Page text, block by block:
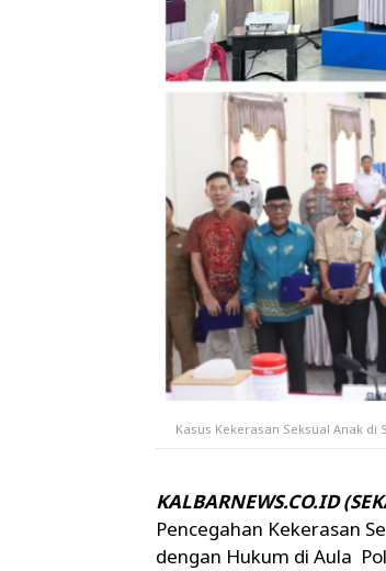
Kasus Kekerasan Seksual Anak
KALBARNEWS.CO.ID
Pencegahan Kekerasan
dengan Hukum di Aula